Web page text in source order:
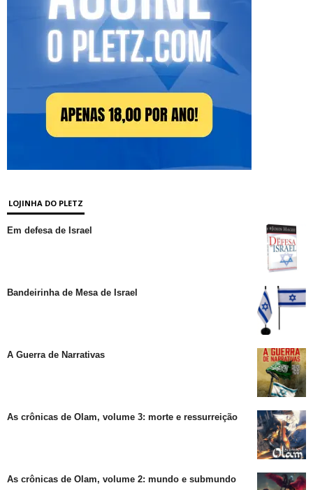
LOJINHA DO PLETZ
Em defesa de Israel
Bandeirinha de Mesa de Israel
A Guerra de Narrativas
As crônicas de Olam, volume 3: morte e ressurreição
As crônicas de Olam, volume 2: mundo e submundo